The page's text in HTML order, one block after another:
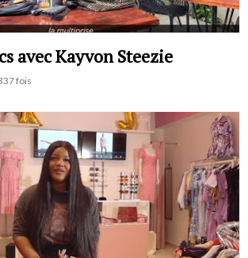
avec Kayvon Steezie
fois